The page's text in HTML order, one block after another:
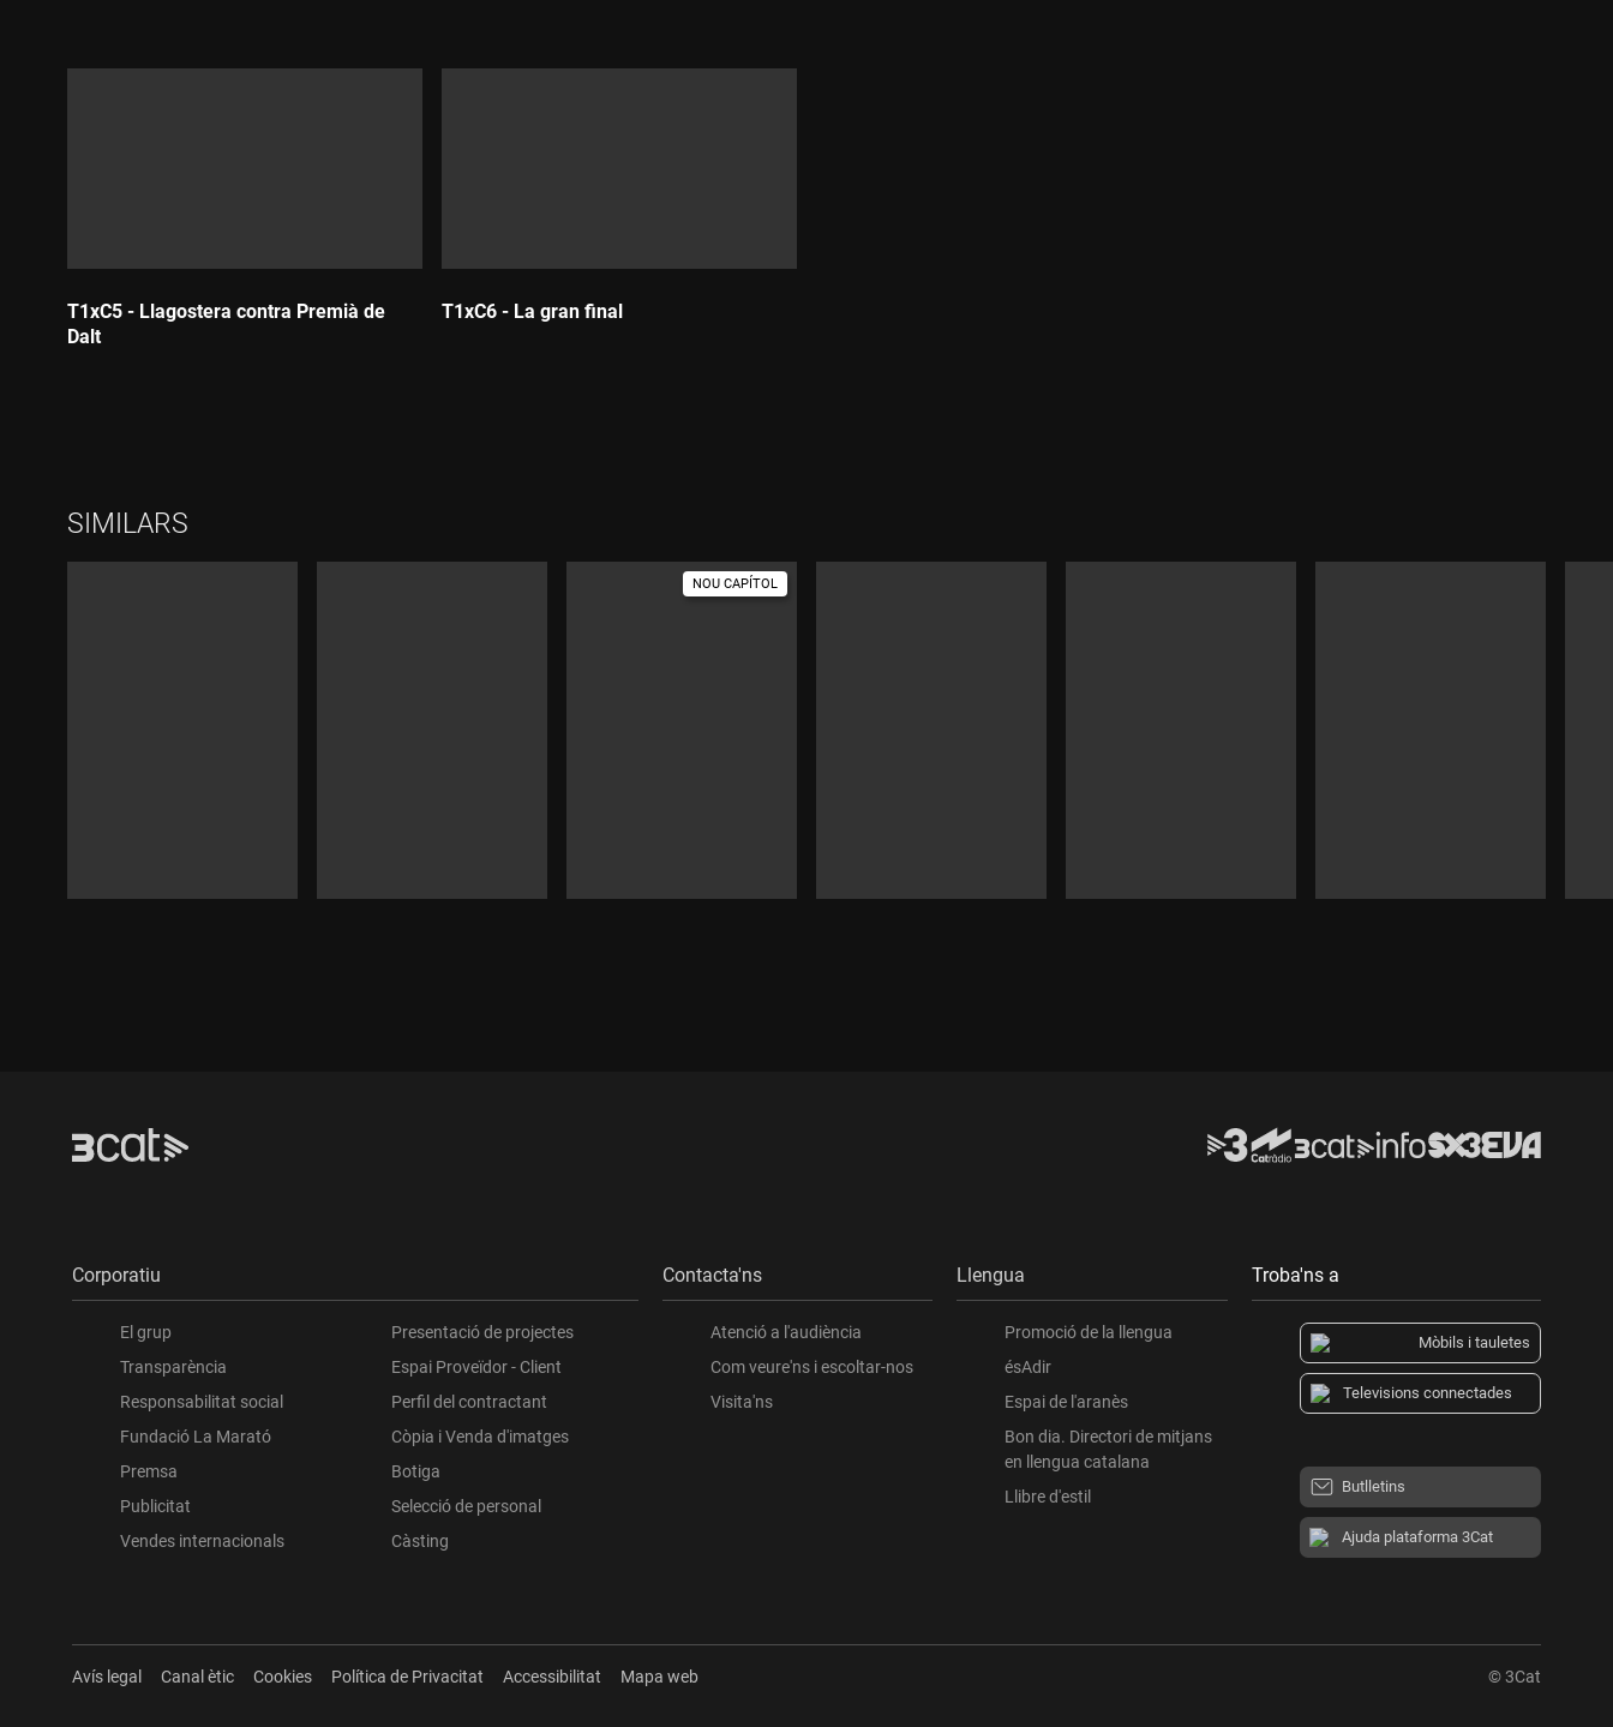
T1xC5 - Llagostera contra Premià de
Dalt
T1xC6 - La gran final
SIMILARS
NOU CAPÍTOL
Corporatiu
El grup
Transparència
Responsabilitat social
Fundació La Marató
Premsa
Publicitat
Vendes internacionals
Presentació de projectes
Espai Proveïdor - Client
Perfil del contractant
Còpia i Venda d'imatges
Botiga
Selecció de personal
Càsting
Contacta'ns
Atenció a l'audiència
Com veure'ns i escoltar-nos
Visita'ns
Llengua
Promoció de la llengua
ésAdir
Espai de l'aranès
Bon dia. Directori de mitjans
en llengua catalana
Llibre d'estil
Troba'ns a
Mòbils i tauletes
Televisions connectades
Butlletins
Ajuda plataforma 3Cat
Avís legal Canal ètic Cookies Política de Privacitat Accessibilitat Mapa web © 3Cat